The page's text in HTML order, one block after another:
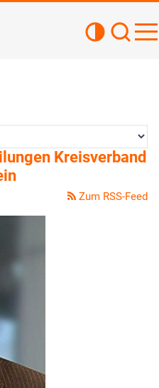
Kreisverband
Zum RSS-Feed